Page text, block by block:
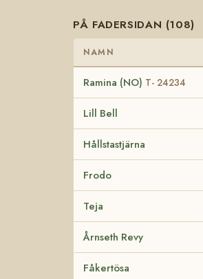
PÅ FADERSIDAN (108)
NAMN
Ramina (NO) T- 24234
Lill Bell
Hållstastjärna
Frodo
Teja
Årnseth Revy
Fåkertösa